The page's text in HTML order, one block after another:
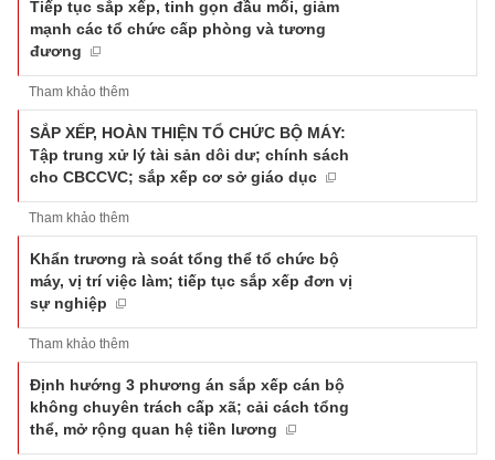
Tiếp tục sắp xếp, tinh gọn đầu mối, giảm
mạnh các tổ chức cấp phòng và tương
đương
Tham khảo thêm
SẮP XẾP, HOÀN THIỆN TỔ CHỨC BỘ MÁY:
Tập trung xử lý tài sản dôi dư; chính sách
cho CBCCVC; sắp xếp cơ sở giáo dục
Tham khảo thêm
Khẩn trương rà soát tổng thể tổ chức bộ
máy, vị trí việc làm; tiếp tục sắp xếp đơn vị
sự nghiệp
Tham khảo thêm
Định hướng 3 phương án sắp xếp cán bộ
không chuyên trách cấp xã; cải cách tổng
thể, mở rộng quan hệ tiền lương